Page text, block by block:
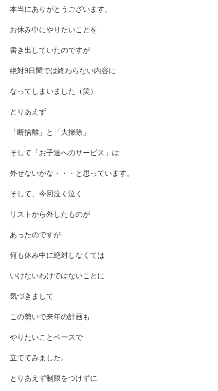
本当にありがとうございます。
お休み中にやりたいことを
書き出していたのですが
絶対9日間では終わらない内容に
なってしまいました（笑）
とりあえず
「断捨離」と「大掃除」
そして「お子達へのサービス」は
外せないかな・・・と思っています。
そして、今回泣く泣く
リストから外したものが
あったのですが
何も休み中に絶対しなくては
いけないわけではないことに
気づきまして
この勢いで来年の計画も
やりたいことベースで
立ててみました。
とりあえず制限をつけずに